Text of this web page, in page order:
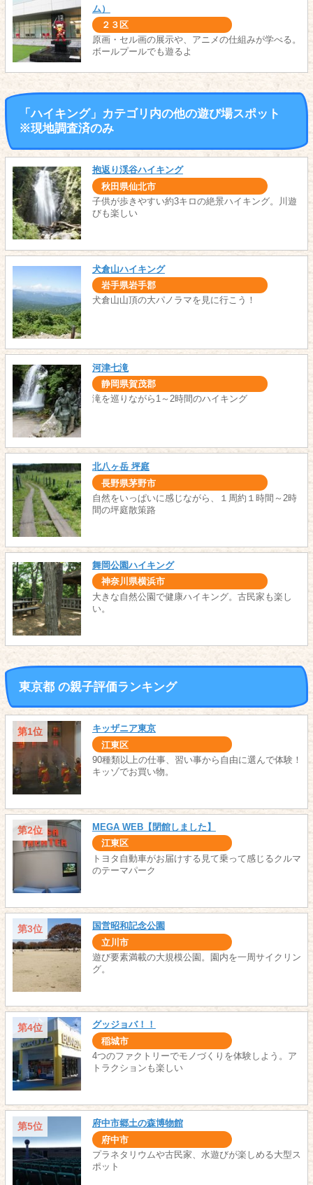
ム）
２３区
原画・セル画の展示や、アニメの仕組みが学べる。
ボールプールでも遊るよ
「ハイキング」カテゴリ内の他の遊び場スポット
※現地調査済のみ
抱返り渓谷ハイキング
秋田県仙北市
子供が歩きやすい約3キロの絶景ハイキング。川遊
びも楽しい
犬倉山ハイキング
岩手県岩手郡
犬倉山山頂の大パノラマを見に行こう！
河津七滝
静岡県賀茂郡
滝を巡りながら1～2時間のハイキング
北八ヶ岳 坪庭
長野県茅野市
自然をいっぱいに感じながら、１周約１時間～2時
間の坪庭散策路
舞岡公園ハイキング
神奈川県横浜市
大きな自然公園で健康ハイキング。古民家も楽し
い。
東京都 の親子評価ランキング
第1位 キッザニア東京
江東区
90種類以上の仕事、習い事から自由に選んで体験！
キッゾでお買い物。
第2位 MEGA WEB【閉館しました】
江東区
トヨタ自動車がお届けする見て乗って感じるクルマ
のテーマパーク
第3位 国営昭和記念公園
立川市
遊び要素満載の大規模公園。園内を一周サイクリン
グ。
第4位 グッジョバ！！
稲城市
4つのファクトリーでモノづくりを体験しよう。ア
トラクションも楽しい
第5位 府中市郷土の森博物館
府中市
プラネタリウムや古民家、水遊びが楽しめる大型ス
ポット